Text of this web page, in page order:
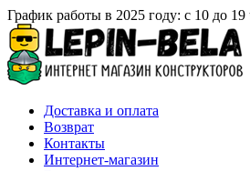
График работы в 2025 году: с 10 до 19
Доставка и оплата
Возврат
Контакты
Интернет-магазин